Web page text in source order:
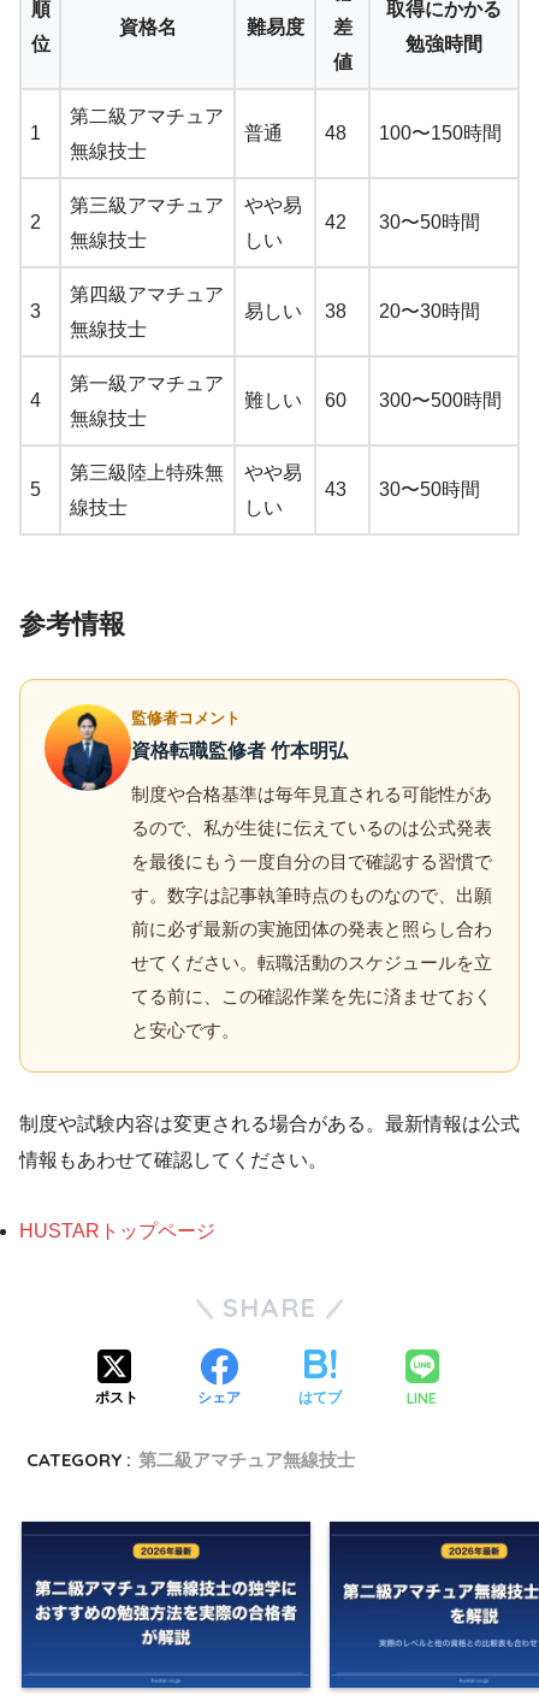
順
位
資格名 難易度
差
値
取得にかかる
勉強時間
1
第二級アマチュア
無線技士
普通 48 100〜150時間
2
第三級アマチュア
無線技士
やや易
しい
42 30〜50時間
3
第四級アマチュア
無線技士
易しい 38 20〜30時間
4
第一級アマチュア
無線技士
難しい 60 300〜500時間
5
第三級陸上特殊無
線技士
やや易
しい
43 30〜50時間
参考情報
監修者コメント
資格転職監修者 竹本明弘
制度や合格基準は毎年見直される可能性があ
るので、私が生徒に伝えているのは公式発表
を最後にもう一度自分の目で確認する習慣で
す。数字は記事執筆時点のものなので、出願
前に必ず最新の実施団体の発表と照らし合わ
せてください。転職活動のスケジュールを立
てる前に、この確認作業を先に済ませておく
と安心です。
制度や試験内容は変更される場合がある。最新情報は公式
情報もあわせて確認してください。
HUSTARトップページ
SHARE
ポスト シェア はてブ LINE
CATEGORY : 第二級アマチュア無線技士